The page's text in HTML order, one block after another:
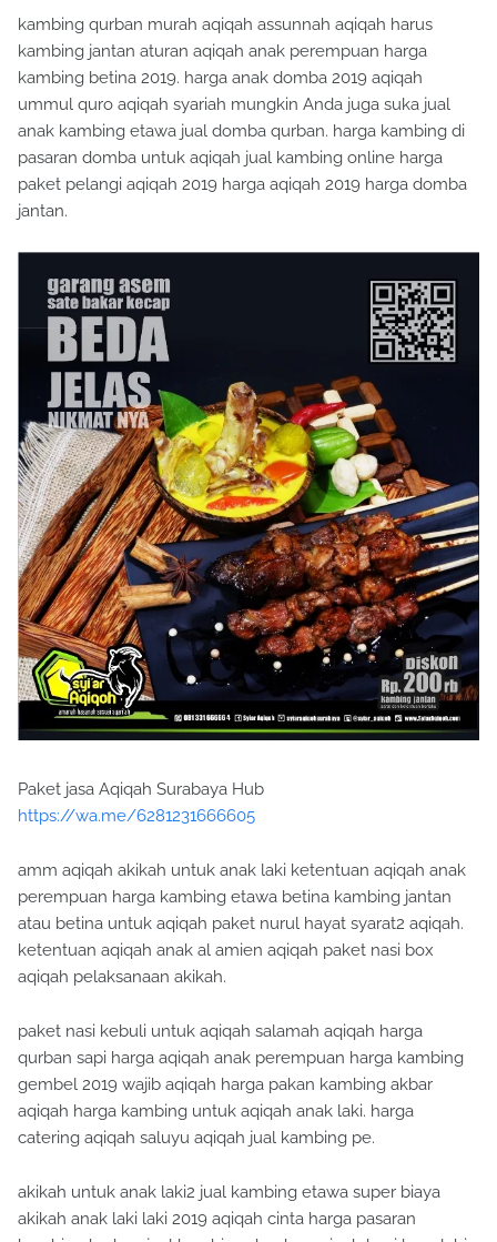
kambing qurban murah aqiqah assunnah aqiqah harus
kambing jantan aturan aqiqah anak perempuan harga
kambing betina 2019. harga anak domba 2019 aqiqah
ummul quro aqiqah syariah mungkin Anda juga suka jual
anak kambing etawa jual domba qurban. harga kambing di
pasaran domba untuk aqiqah jual kambing online harga
paket pelangi aqiqah 2019 harga aqiqah 2019 harga domba
jantan.
Paket jasa Aqiqah Surabaya Hub
https://wa.me/6281231666605
amm aqiqah akikah untuk anak laki ketentuan aqiqah anak
perempuan harga kambing etawa betina kambing jantan
atau betina untuk aqiqah paket nurul hayat syarat2 aqiqah.
ketentuan aqiqah anak al amien aqiqah paket nasi box
aqiqah pelaksanaan akikah.
paket nasi kebuli untuk aqiqah salamah aqiqah harga
qurban sapi harga aqiqah anak perempuan harga kambing
gembel 2019 wajib aqiqah harga pakan kambing akbar
aqiqah harga kambing untuk aqiqah anak laki. harga
catering aqiqah saluyu aqiqah jual kambing pe.
akikah untuk anak laki2 jual kambing etawa super biaya
akikah anak laki laki 2019 aqiqah cinta harga pasaran